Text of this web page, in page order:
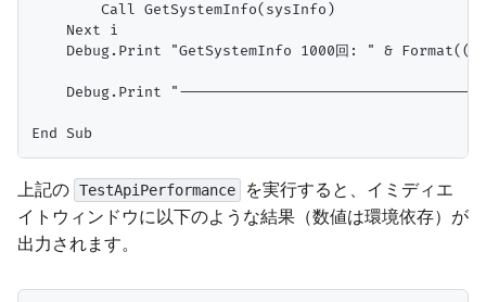
        Call GetSystemInfo(sysInfo)
    Next i
Debug.Print "GetSystemInfo 1000回: " &
Debug.Print
上記の TestApiPerformance
を実行すると、イミディエ
イトウィンドウに以下のような結果（数値は環境依存）が
出力されます。